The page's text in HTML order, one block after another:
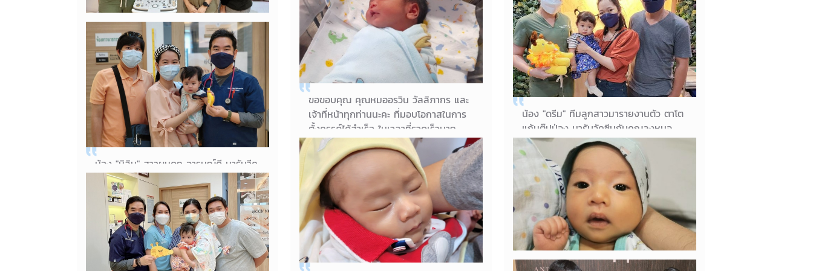
22/03/2023
คุณแม่ไพลิน
04/08/2022
คุณแม่ลลิตา
คุณแม่เข้าสู่ไตรมาสที่ 2 แล้วค่า อีกแป๊บ
เดียวพี่ชายจะมีเพื่อนเล่นแล้วนะ 😊😊
04/08/2022
คุณแม่ณฐนนท์
ขอขอบคุณ คุณหมออรวิน วัลลิภากร และ
เจ้าที่หน้าทุกท่านนะคะ ที่มอบโอกาสในการ
ตั้งครรภ์ได้สำเร็จ ในเวลาที่รวดเร็วมาก
รู้สึกประทับใจจริงๆที่ได้รับบริการที่นี่ค่ะ 🙏
🙏🙏 วันนี้น้องคลอดแล้วค่ะ ...น่ารักน่าชัง
จริงๆเลยลูก...🥰🥰
18/07/2022
คุณแม่ชนากานต์
น้อง "ดรีม" ทีมลูกสาวมารายงานตัว ตาโต
แก้มตุ๊ปป่อง มารับวัคซีนกับคุณลุงหมอ
หนึ่ง รศ. ดร. นพ. ศักดา วัลลิภากร พร้อม
แจกความสดใสค่า แปปๆลูกสาว 9 เดือน
แล้วค่า 😊
03/07/2022
น้องดรีม
น้อง "มิลิน" สาวผมดก อารมณ์ดี มารับวีค
ซีน 6 เดือนกับคุณลุงหมอหนึ่ง รศ. ดร.
นพ. ศักดา วัลลิภากร พร้อมแจกความ
สดใสค่า 😊
02/07/2022
ลูกสาวคุณแม่เจน